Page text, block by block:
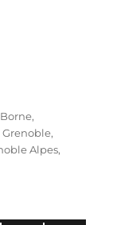
Étiquettes
Borne,
Grenoble,
Alpes,